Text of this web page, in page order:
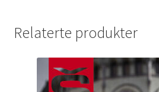
Relaterte produkter